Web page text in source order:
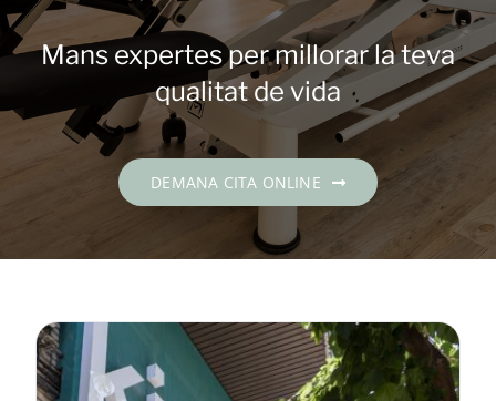
Contacte
Català
Mans expertes per millorar la teva
qualitat de vida
DEMANA CITA ONLINE